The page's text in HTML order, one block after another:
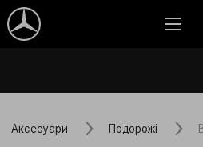
Аксесуари Подорожі